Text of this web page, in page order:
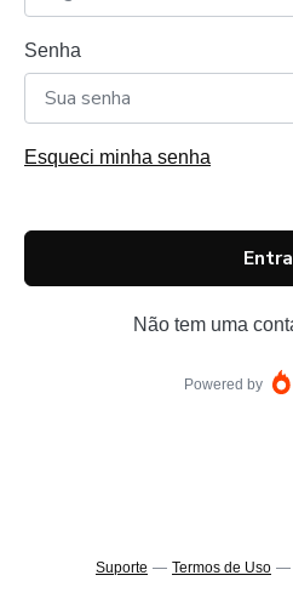
Senha
Esqueci minha senha
Não tem uma
Powered by
Suporte — Termos de Uso —